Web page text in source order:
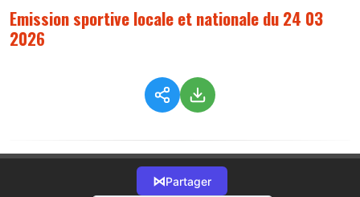
Emission sportive locale et nationale du 24 03
2026
⋈Partager